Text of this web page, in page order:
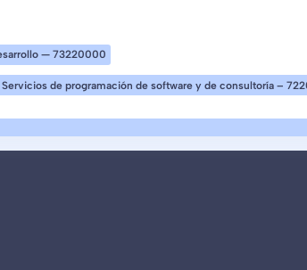
— 73220000
Servicios de programación de software y de consultoría –